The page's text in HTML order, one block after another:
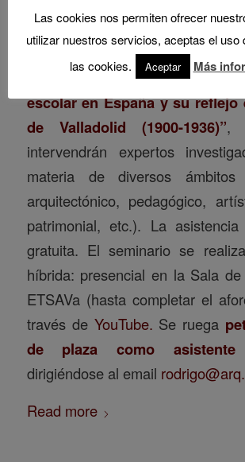
Elviernes 8 de octubre,de
IUU y el Proyecto de Innovación
ofrecerán un seminario sobre “La
escolar en España y su reflejo
de Valladolid (1900-1936)”,
intervendrán expertos
materia de diversos ámbitos
arquitectónico, pedagógico,
patrimonial, etc.). La
gratuita. El seminario se
híbrida: presencial en la Sala
ETSAVa (hasta completar el
través de YouTube. Se ruega
de plaza como asistente
dirigiéndose al email
Read more
Las cookies nos permiten ofrecer
utilizar nuestros servicios, aceptas el uso
las cookies.
Aceptar Más